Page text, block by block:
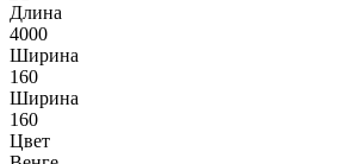
Длина
4000
Ширина
160
Ширина
160
Цвет